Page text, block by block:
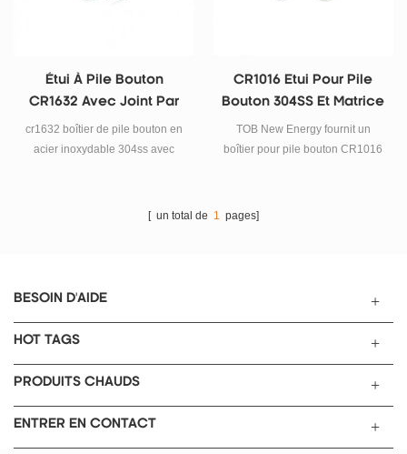
Étui À Pile Bouton
CR1632 Avec Joint Par
304ss
cr1632 boîtier de pile bouton en
acier inoxydable 304ss avec
CR1016 Etui Pour Pile
Bouton 304SS Et Matrice
De Sertissage
TOB New Energy fournit un
boîtier pour pile bouton CR1016
recherche sur les batteries au
[ un total de 1 pages]
BESOIN D'AIDE
HOT TAGS
PRODUITS CHAUDS
ENTRER EN CONTACT